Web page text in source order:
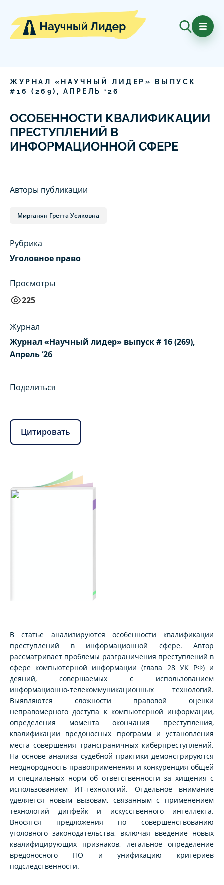
ЖУРНАЛ «НАУЧНЫЙ ЛИДЕР» ВЫПУСК
# 16 ( 269), АПРЕЛЬ ‘ 26
ОСОБЕННОСТИ КВАЛИФИКАЦИИ
ПРЕСТУПЛЕНИЙ В
ИНФОРМАЦИОННОЙ СФЕРЕ
Авторы публикации
Мирганян Гретта Усиковна
Рубрика
Уголовное право
Просмотры
225
Журнал
Журнал «Научный лидер» выпуск # 16 (269),
Апрель ‘26
Поделиться
Цитировать
В статье анализируются особенности квалификации
преступлений в информационной сфере. Автор
рассматривает проблемы разграничения преступлений в
сфере компьютерной информации (глава 28 УК РФ) и
деяний, совершаемых с использованием
информационно-телекоммуникационных технологий.
Выявляются сложности правовой оценки
неправомерного доступа к компьютерной информации,
определения момента окончания преступления,
квалификации вредоносных программ и установления
места совершения трансграничных киберпреступлений.
На основе анализа судебной практики демонстрируются
неоднородность правоприменения и конкуренция общей
и специальных норм об ответственности за хищения с
использованием ИТ-технологий. Отдельное внимание
уделяется новым вызовам, связанным с применением
технологий дипфейк и искусственного интеллекта.
Вносятся предложения по совершенствованию
уголовного законодательства, включая введение новых
квалифицирующих признаков, легальное определение
вредоносного ПО и унификацию критериев
подследственности.